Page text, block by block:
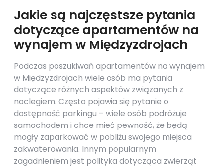
Jakie są najczęstsze pytania
dotyczące apartamentów na
wynajem w Międzyzdrojach
Podczas poszukiwań apartamentów na wynajem
w Międzyzdrojach wiele osób ma pytania
dotyczące różnych aspektów związanych z
noclegiem. Często pojawia się pytanie o
dostępność parkingu – wiele osób podróżuje
samochodem i chce mieć pewność, że będą
mogły zaparkować w pobliżu swojego miejsca
zakwaterowania. Innym popularnym
zagadnieniem jest polityka dotycząca zwierząt